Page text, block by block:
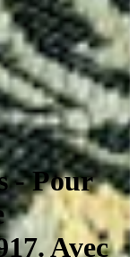
- Pour
Avec